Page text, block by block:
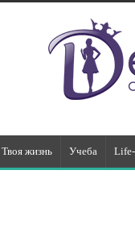
Твоя жизнь Учеба